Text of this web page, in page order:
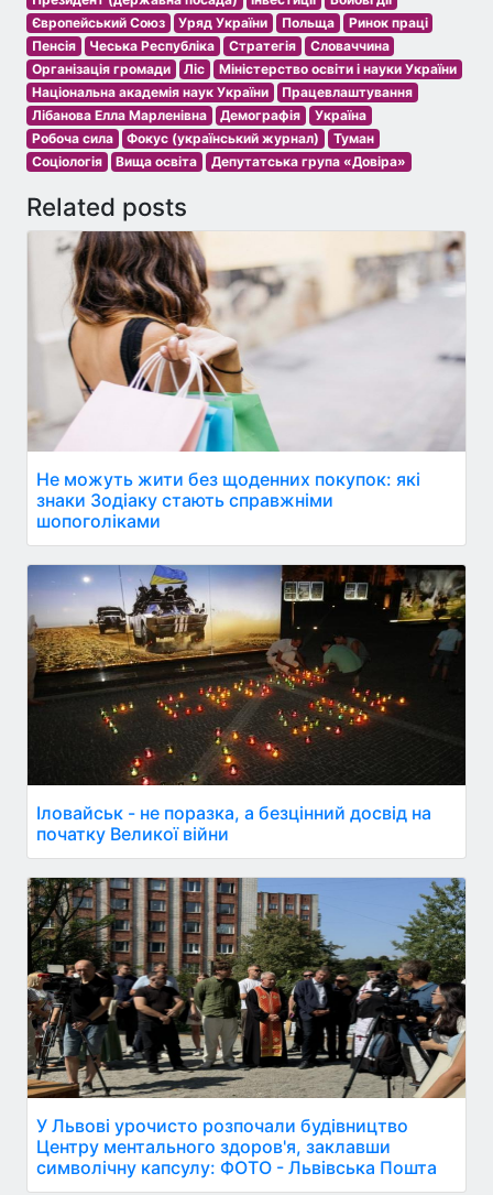
Європейський Союз
Уряд України Польща
Ринок праці
Пенсія
Чеська Республіка Стратегія
Словаччина
Організація громади
Ліс
Міністерство освіти і науки України
Національна академія наук України
Працевлаштування
Лібанова Елла Марленівна
Демографія
Україна
Робоча сила
Фокус (український журнал)
Туман
Соціологія
Вища освіта Депутатська група «Довіра»
Related posts
Не можуть жити без щоденних покупок: які
знаки Зодіаку стають справжніми
шопоголіками
Іловайськ - не поразка, а безцінний досвід на
початку Великої війни
У Львові урочисто розпочали будівництво
Центру ментального здоров'я, заклавши
символічну капсулу: ФОТО - Львівська Пошта